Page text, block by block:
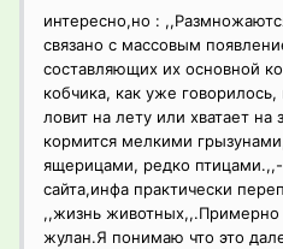
интересно,но :
связано с массовым
составляющих их основной
кобчика, как уже
ловит на лету или хватает
кормится мелкими
ящерицами, редко птицами.,,-
сайта,инфа практически
,,жизнь животных,,.Примерно
жулан.Я понимаю что это